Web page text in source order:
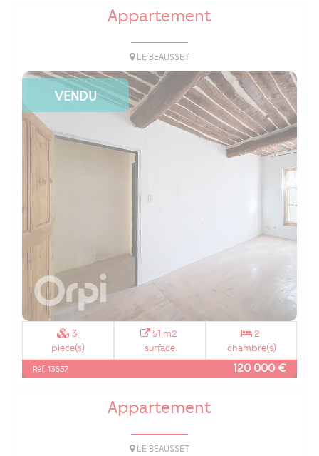
Appartement
LE BEAUSSET
VENDU
3
piece(s)
51 m2
surface
2
chambre(s)
Réf. 13657 120 000 €
Appartement
LE BEAUSSET